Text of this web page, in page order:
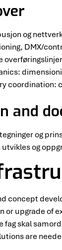
og
DMX/
coordination:
and
og
og
concept
or upgrade of
fag skal
are